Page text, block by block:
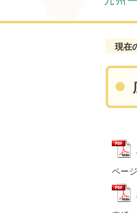
現在
ペー